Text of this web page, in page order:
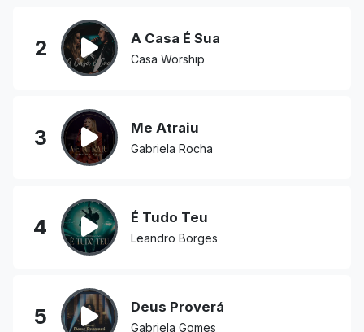
2 A Casa É Sua
Casa Worship
3 Me Atraiu
Gabriela Rocha
4 É Tudo Teu
Leandro Borges
5 Deus Proverá
Gabriela Gomes